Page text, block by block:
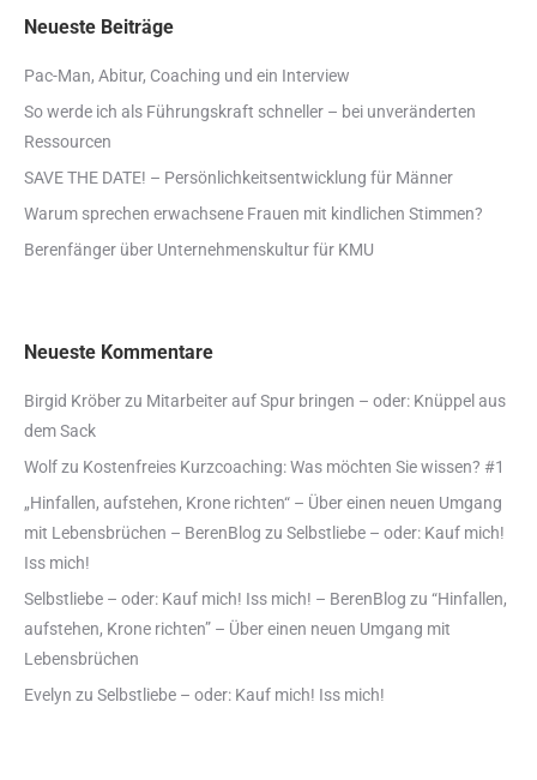
Neueste Beiträge
Pac-Man, Abitur, Coaching und ein Interview
So werde ich als Führungskraft schneller – bei unveränderten
Ressourcen
SAVE THE DATE! – Persönlichkeitsentwicklung für Männer
Warum sprechen erwachsene Frauen mit kindlichen Stimmen?
Berenfänger über Unternehmenskultur für KMU
Neueste Kommentare
Birgid Kröberzu Mitarbeiter auf Spur bringen – oder: Knüppel aus
dem Sack
Wolfzu Kostenfreies Kurzcoaching: Was möchten Sie wissen? #1
„Hinfallen, aufstehen, Krone richten“ – Über einen neuen Umgang
mit Lebensbrüchen – BerenBlog zu Selbstliebe – oder: Kauf mich!
Iss mich!
Selbstliebe – oder: Kauf mich! Iss mich! – BerenBlog zu “Hinfallen,
aufstehen, Krone richten” – Über einen neuen Umgang mit
Lebensbrüchen
Evelyn zu Selbstliebe – oder: Kauf mich! Iss mich!